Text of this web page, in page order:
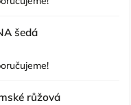
šedá
růžová